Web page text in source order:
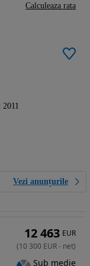
2011
Vezi anunțurile
Calculeaza rata
12 463 EUR
(10 300 EUR- net)
Sub medie